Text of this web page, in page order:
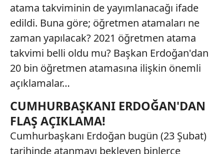
atama takviminin de yayımlanacağı ifade
edildi. Buna göre; öğretmen atamaları ne
zaman yapılacak? 2021 öğretmen atama
takvimi belli oldu mu? Başkan Erdoğan'dan
20 bin öğretmen atamasına ilişkin önemli
açıklamalar…
CUMHURBAŞKANI ERDOĞAN'DAN
FLAŞ AÇIKLAMA!
Cumhurbaşkanı Erdoğan bugün (23 Şubat)
tarihinde atanmayı bekleyen binlerce